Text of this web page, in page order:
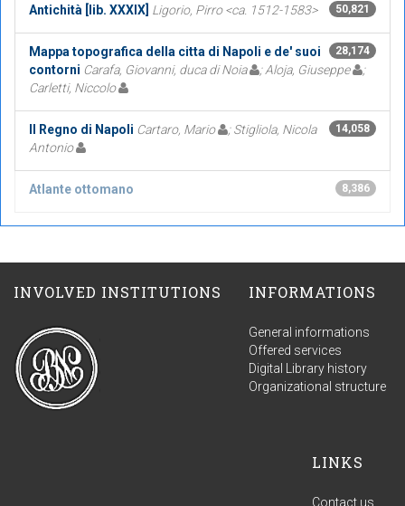
50,821
Antichità [lib. XXXIX] Ligorio, Pirro <ca. 1512-1583>
28,174
Mappa topografica della citta di Napoli e de' suoi
contorni Carafa, Giovanni, duca di Noia ; Aloja, Giuseppe
;
Carletti, Niccolo
14,058
Il Regno di Napoli Cartaro, Mario
; Stigliola, Nicola
Antonio
8,386
Atlante ottomano
INVOLVED INSTITUTIONS INFORMATIONS
General informations
Offered services
Digital Library history
Organizational structure
LINKS
Contact us